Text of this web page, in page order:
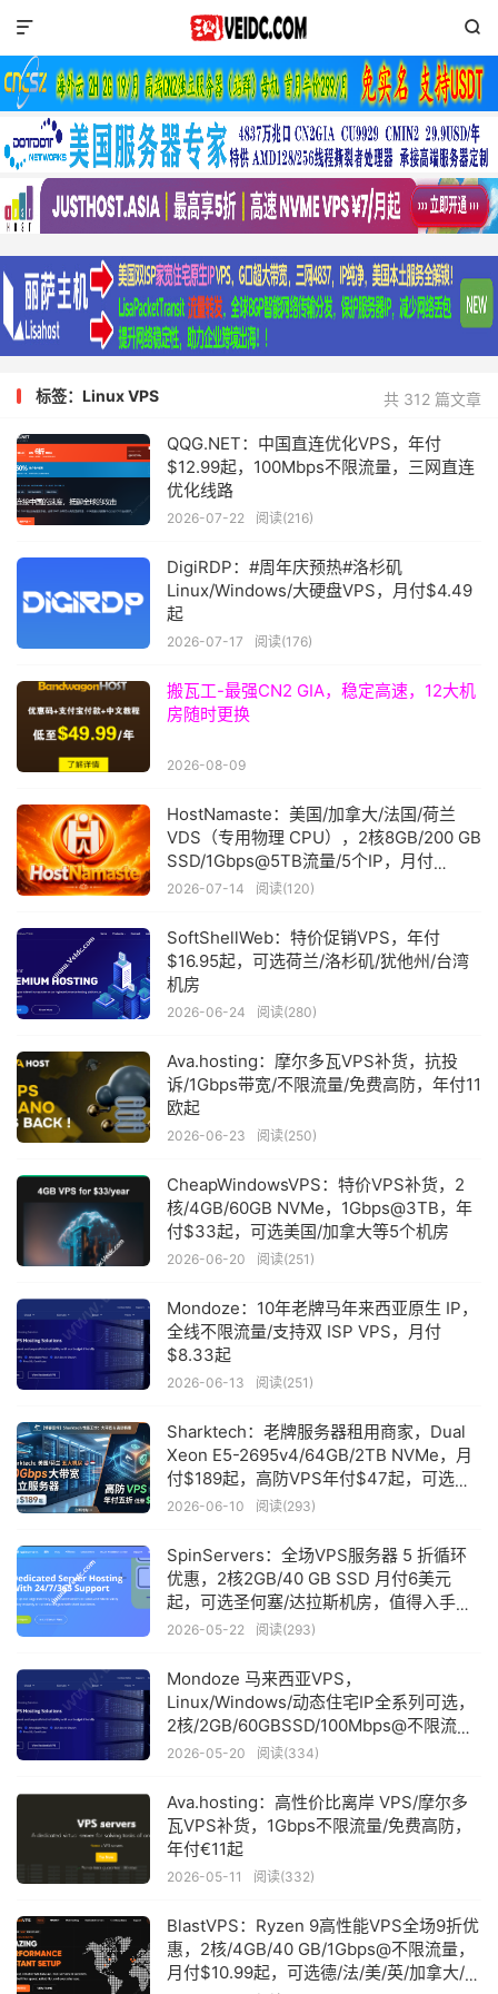


共 312 篇文章
标签：Linux VPS
QQG.NET：中国直连优化VPS，年付
$12.99起，100Mbps不限流量，三网直连
优化线路
2026-07-22 阅读(216)
DigiRDP：#周年庆预热#洛杉矶
Linux/Windows/大硬盘VPS，月付$4.49
起
2026-07-17 阅读(176)
搬瓦工-最强CN2 GIA，稳定高速，12大机
房随时更换
2026-08-09
HostNamaste：美国/加拿大/法国/荷兰
VDS（专用物理 CPU），2核8GB/200 GB
SSD/1Gbps@5TB流量/5个IP，月付
$25.99起
2026-07-14 阅读(120)
SoftShellWeb：特价促销VPS，年付
$16.95起，可选荷兰/洛杉矶/犹他州/台湾
机房
2026-06-24 阅读(280)
Ava.hosting：摩尔多瓦VPS补货，抗投
诉/1Gbps带宽/不限流量/免费高防，年付11
欧起
2026-06-23 阅读(250)
CheapWindowsVPS：特价VPS补货，2
核/4GB/60GB NVMe，1Gbps@3TB，年
付$33起，可选美国/加拿大等5个机房
2026-06-20 阅读(251)
Mondoze：10年老牌马年来西亚原生 IP，
全线不限流量/支持双 ISP VPS，月付
$8.33起
2026-06-13 阅读(251)
Sharktech：老牌服务器租用商家，Dual
Xeon E5-2695v4/64GB/2TB NVMe，月
付$189起，高防VPS年付$47起，可选美
国/荷兰五大机房
2026-06-10 阅读(293)
SpinServers：全场VPS服务器 5 折循环
优惠，2核2GB/40 GB SSD 月付6美元
起，可选圣何塞/达拉斯机房，值得入手
吗？
2026-05-22 阅读(293)
Mondoze 马来西亚VPS，
Linux/Windows/动态住宅IP全系列可选，
2核/2GB/60GBSSD/100Mbps@不限流
量，月付$8.33起
2026-05-20 阅读(334)
Ava.hosting：高性价比离岸 VPS/摩尔多
瓦VPS补货，1Gbps不限流量/免费高防，
年付€11起
2026-05-11 阅读(332)
BlastVPS：Ryzen 9高性能VPS全场9折优
惠，2核/4GB/40 GB/1Gbps@不限流量，
月付$10.99起，可选德/法/美/英/加拿大/新